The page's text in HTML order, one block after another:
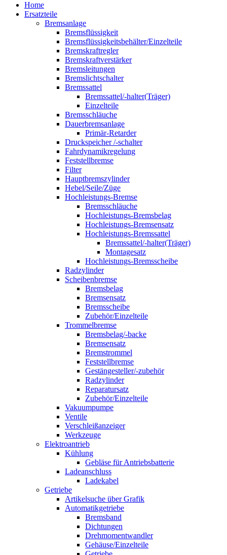
Home
Ersatzteile
Bremsanlage
Bremsflüssigkeit
Bremsflüssigkeitsbehälter/Einzelteile
Bremskraftregler
Bremskraftverstärker
Bremsleitungen
Bremslichtschalter
Bremssattel
Bremssattel/-halter(Träger)
Einzelteile
Bremsschläuche
Dauerbremsanlage
Primär-Retarder
Druckspeicher /-schalter
Fahrdynamikregelung
Feststellbremse
Filter
Hauptbremszylinder
Hebel/Seile/Züge
Hochleistungs-Bremse
Bremsschläuche
Hochleistungs-Bremsbelag
Hochleistungs-Bremsensatz
Hochleistungs-Bremssattel
Bremssattel/-halter(Träger)
Montagesatz
Hochleistungs-Bremsscheibe
Radzylinder
Scheibenbremse
Bremsbelag
Bremsensatz
Bremsscheibe
Zubehör/Einzelteile
Trommelbremse
Bremsbelag/-backe
Bremsensatz
Bremstrommel
Feststellbremse
Gestängesteller/-zubehör
Radzylinder
Reparatursatz
Zubehör/Einzelteile
Vakuumpumpe
Ventile
Verschleißanzeiger
Werkzeuge
Elektroantrieb
Kühlung
Gebläse für Antriebsbatterie
Ladeanschluss
Ladekabel
Getriebe
Artikelsuche über Grafik
Automatikgetriebe
Bremsband
Dichtungen
Drehmomentwandler
Gehäuse/Einzelteile